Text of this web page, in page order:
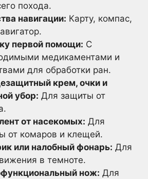
похода.
навигации: Карту, компас,
первой помощи: С
медикаментами и
для обработки ран.
крем, очки и
убор: Для защиты от
от насекомых: Для
от комаров и клещей.
или налобный фонарь: Для
в темноте.
нож: Для